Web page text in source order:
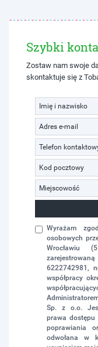
Szybki
Zostaw nam swoje
skontaktuje się z
Wyrażam
osobowych
Wrocławiu
6222742981,
współpracy
Sp. z o.o.
prawa dostępu
poprawiania
odwołana w